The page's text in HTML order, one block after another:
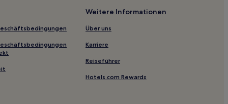
Buddhist Temple
Weitere Informationen
Über uns
Karriere
Reiseführer
Hotels.com Rewards